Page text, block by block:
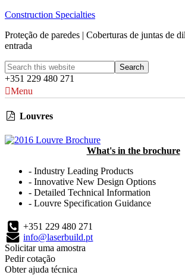
Construction Specialties
Proteção de paredes | Coberturas de juntas de
entrada
+351 229 480 271
Menu
Louvres
What's in the brochure
- Industry Leading Products
- Innovative New Design Options
- Detailed Technical Information
- Louvre Specification Guidance
+351 229 480 271
info@laserbuild.pt
Solicitar uma amostra
Pedir cotação
Obter ajuda técnica